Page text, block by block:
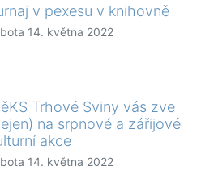
v pexesu v knihovně
14. května 2022
Trhové Sviny vás zve
na srpnové a zářijové
akce
14. května 2022